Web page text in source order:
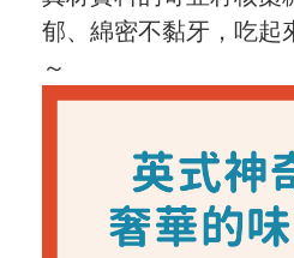
郁、綿密不黏牙，吃起
～